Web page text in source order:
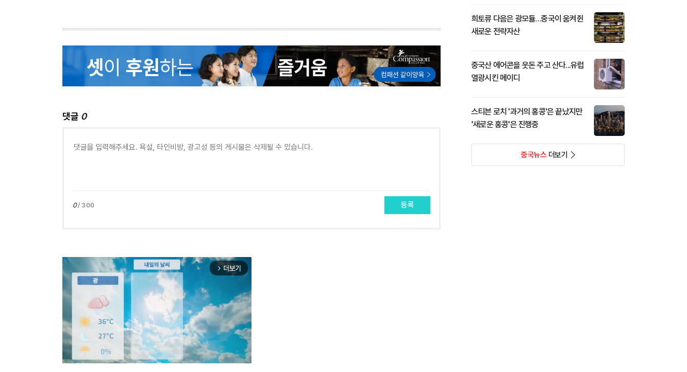
댓글 0
0/ 300 등록
arrow_forward_ios 더보기
희토류 다음은 광모듈…중국이 움켜쥔
새로운 전략자산
중국산 에어콘을 웃돈 주고 산다...유럽
열광시킨 메이디
스티븐 로치 '과거의 홍콩'은 끝났지만
'새로운 홍콩'은 진행중
중국뉴스더보기